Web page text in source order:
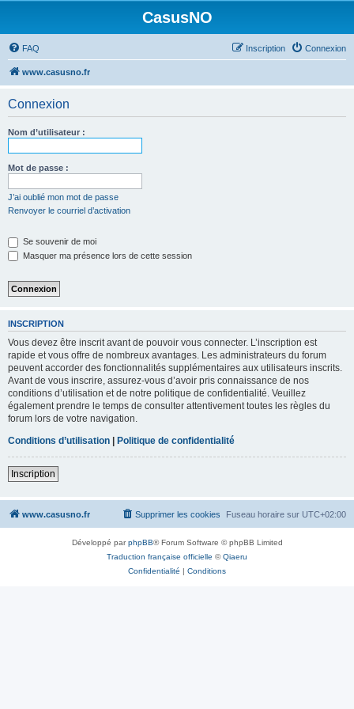
CasusNO
FAQ Connexion
Inscription
www.casusno.fr
Connexion
Nom d’utilisateur :
Mot de passe :
J’ai oublié mon mot de passe
Renvoyer le courriel d’activation
Se souvenir de moi
Masquer ma présence lors de cette session
INSCRIPTION
Vous devez être inscrit avant de pouvoir vous connecter. L’inscription est
rapide et vous offre de nombreux avantages. Les administrateurs du forum
peuvent accorder des fonctionnalités supplémentaires aux utilisateurs inscrits.
Avant de vous inscrire, assurez-vous d’avoir pris connaissance de nos
conditions d’utilisation et de notre politique de confidentialité. Veuillez
également prendre le temps de consulter attentivement toutes les règles du
forum lors de votre navigation.
Conditions d’utilisation | Politique de confidentialité
Inscription
www.casusno.fr Fuseau horaire sur UTC+02:00
Supprimer les cookies
Développé parphpBB® Forum Software © phpBB Limited
Traduction française officielle ©Qiaeru
Confidentialité | Conditions